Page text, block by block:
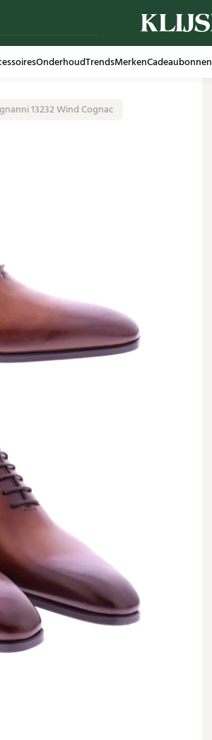
OnderhoudTrendsMerkenCadeaubonnen
13232 Wind Cognac